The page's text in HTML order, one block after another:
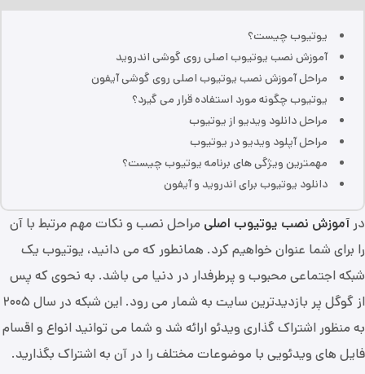
یوتیوب چیست؟
آموزش نصب یوتیوب اصلی روی گوشی اندروید
مراحل آموزش نصب یوتیوب اصلی روی گوشی آیفون
یوتیوب چگونه مورد استفاده قرار می گیرد؟
مراحل دانلود ویدیو از یوتیوب
مراحل آپلود ویدیو در یوتیوب
مهمترین ویژگی های برنامه یوتیوب چیست؟
دانلود یوتیوب برای اندروید و آیفون
در آموزش نصب یوتیوب اصلی مراحل نصب و نکات مهم مرتبط با آن
را برای شما عنوان خواهیم کرد. همانطور که می دانید، یوتیوب یک
شبکه اجتماعی محبوب و پرطرفدار در دنیا می باشد. به نحوی که پس
از گوگل پر بازدیدترین سایت به شمار می رود. این شبکه در سال ۲۰۰۵
به منظور اشتراک گذاری ویدئو ارائه شد و شما می توانید انواع و اقسام
فایل های ویدئویی با موضوعات مختلف را در آن به اشتراک بگذارید.